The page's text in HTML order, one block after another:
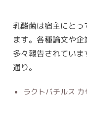
乳酸菌は宿主にと
ます。各種論文や
多々報告されてい
通り。
ラクトバチルス